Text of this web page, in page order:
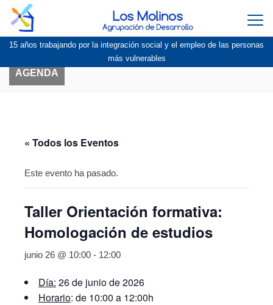
15 años trabajando por la integración social y el empleo de las personas
más vulnerables
AGENDA
« Todos los Eventos
Este evento ha pasado.
Taller Orientación formativa:
Homologación de estudios
junio 26 @ 10:00 - 12:00
Día: 26 de junio de 2026
Horario: de 10:00 a 12:00h